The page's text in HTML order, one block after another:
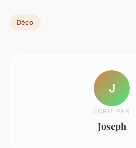
Déco
J
ECRIT PAR
Joseph